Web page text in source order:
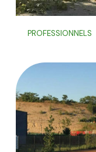
PROFESSIONNELS